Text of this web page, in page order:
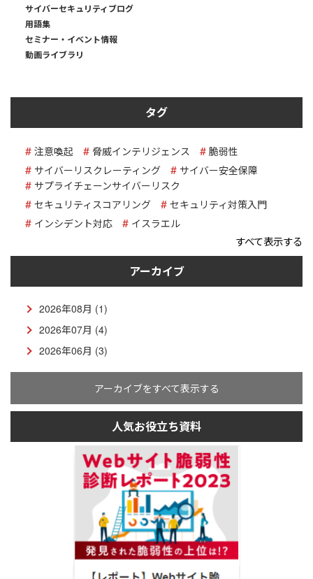
サイバーセキュリティブログ
用語集
セミナー・イベント情報
動画ライブラリ
タグ
注意喚起 脅威インテリジェンス
脆弱性
サイバーリスクレーティング
サイバー安全保障
サプライチェーンサイバーリスク
セキュリティスコアリング
セキュリティ対策入門
インシデント対応
イスラエル
すべて表示する
アーカイブ
2026年08月 (1)
2026年07月 (4)
2026年06月 (3)
アーカイブをすべて表示する
人気お役立ち資料